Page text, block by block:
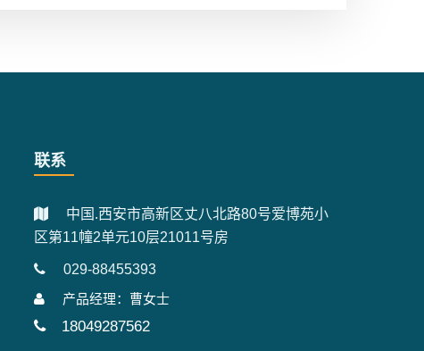
联系
中国.西安市高新区丈八北路80号爱博苑小
区第11幢2单元10层21011号房
029-88455393
产品经理：曹女士
18049287562